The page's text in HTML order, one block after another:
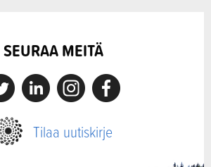
SEURAA MEITÄ
X LinkedinInstagramFacebook
Tilaa uutiskirje